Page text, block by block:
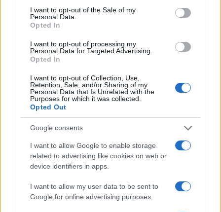
consent section.
I want to opt-out of the Sale of my
Personal Data.
Opted In
I want to opt-out of processing my
Personal Data for Targeted Advertising.
Opted In
I want to opt-out of Collection, Use,
Retention, Sale, and/or Sharing of my
Personal Data that Is Unrelated with the
Purposes for which it was collected.
Opted Out
Google consents
I want to allow Google to enable storage
related to advertising like cookies on web or
device identifiers in apps.
I want to allow my user data to be sent to
Google for online advertising purposes.
Condividi l'articolo
F
a
ce
b
o
o
k
T
w
it
te
r
n
re
st
h
at
s
A
p
p
h
re
Prossimo articolo
NOTIZIE RECENTI
Sangue, musica e solidarietà con Avis Olbia al
Delta Center
Meteo Olbia 9 agosto, temperature in calo